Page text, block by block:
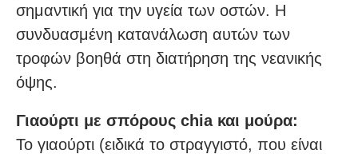
σημαντική για την υγεία των οστών. Η
συνδυασμένη κατανάλωση αυτών των
τροφών βοηθά στη διατήρηση της νεανικής
όψης.
Γιαούρτι με σπόρους chia και μούρα:
Το γιαούρτι (ειδικά το στραγγιστό, που είναι